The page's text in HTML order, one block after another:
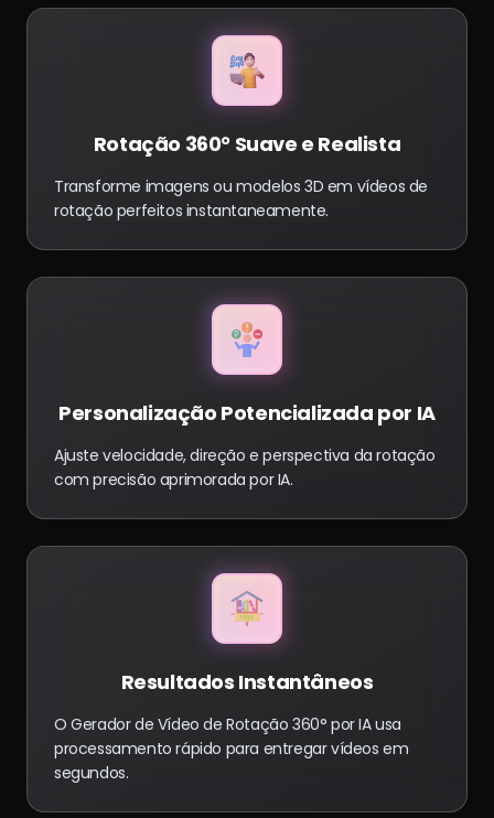
Rotação 360° Suave e Realista
Transforme imagens ou modelos 3D em vídeos de
rotação perfeitos instantaneamente.
Personalização Potencializada por IA
Ajuste velocidade, direção e perspectiva da rotação
com precisão aprimorada por IA.
Resultados Instantâneos
O Gerador de Vídeo de Rotação 360° por IA usa
processamento rápido para entregar vídeos em
segundos.